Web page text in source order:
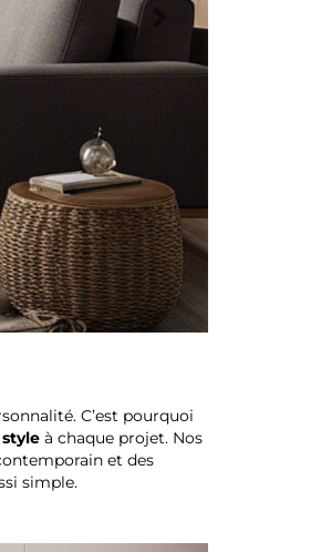
C’est pourquoi
à chaque projet. Nos
et des
simple.